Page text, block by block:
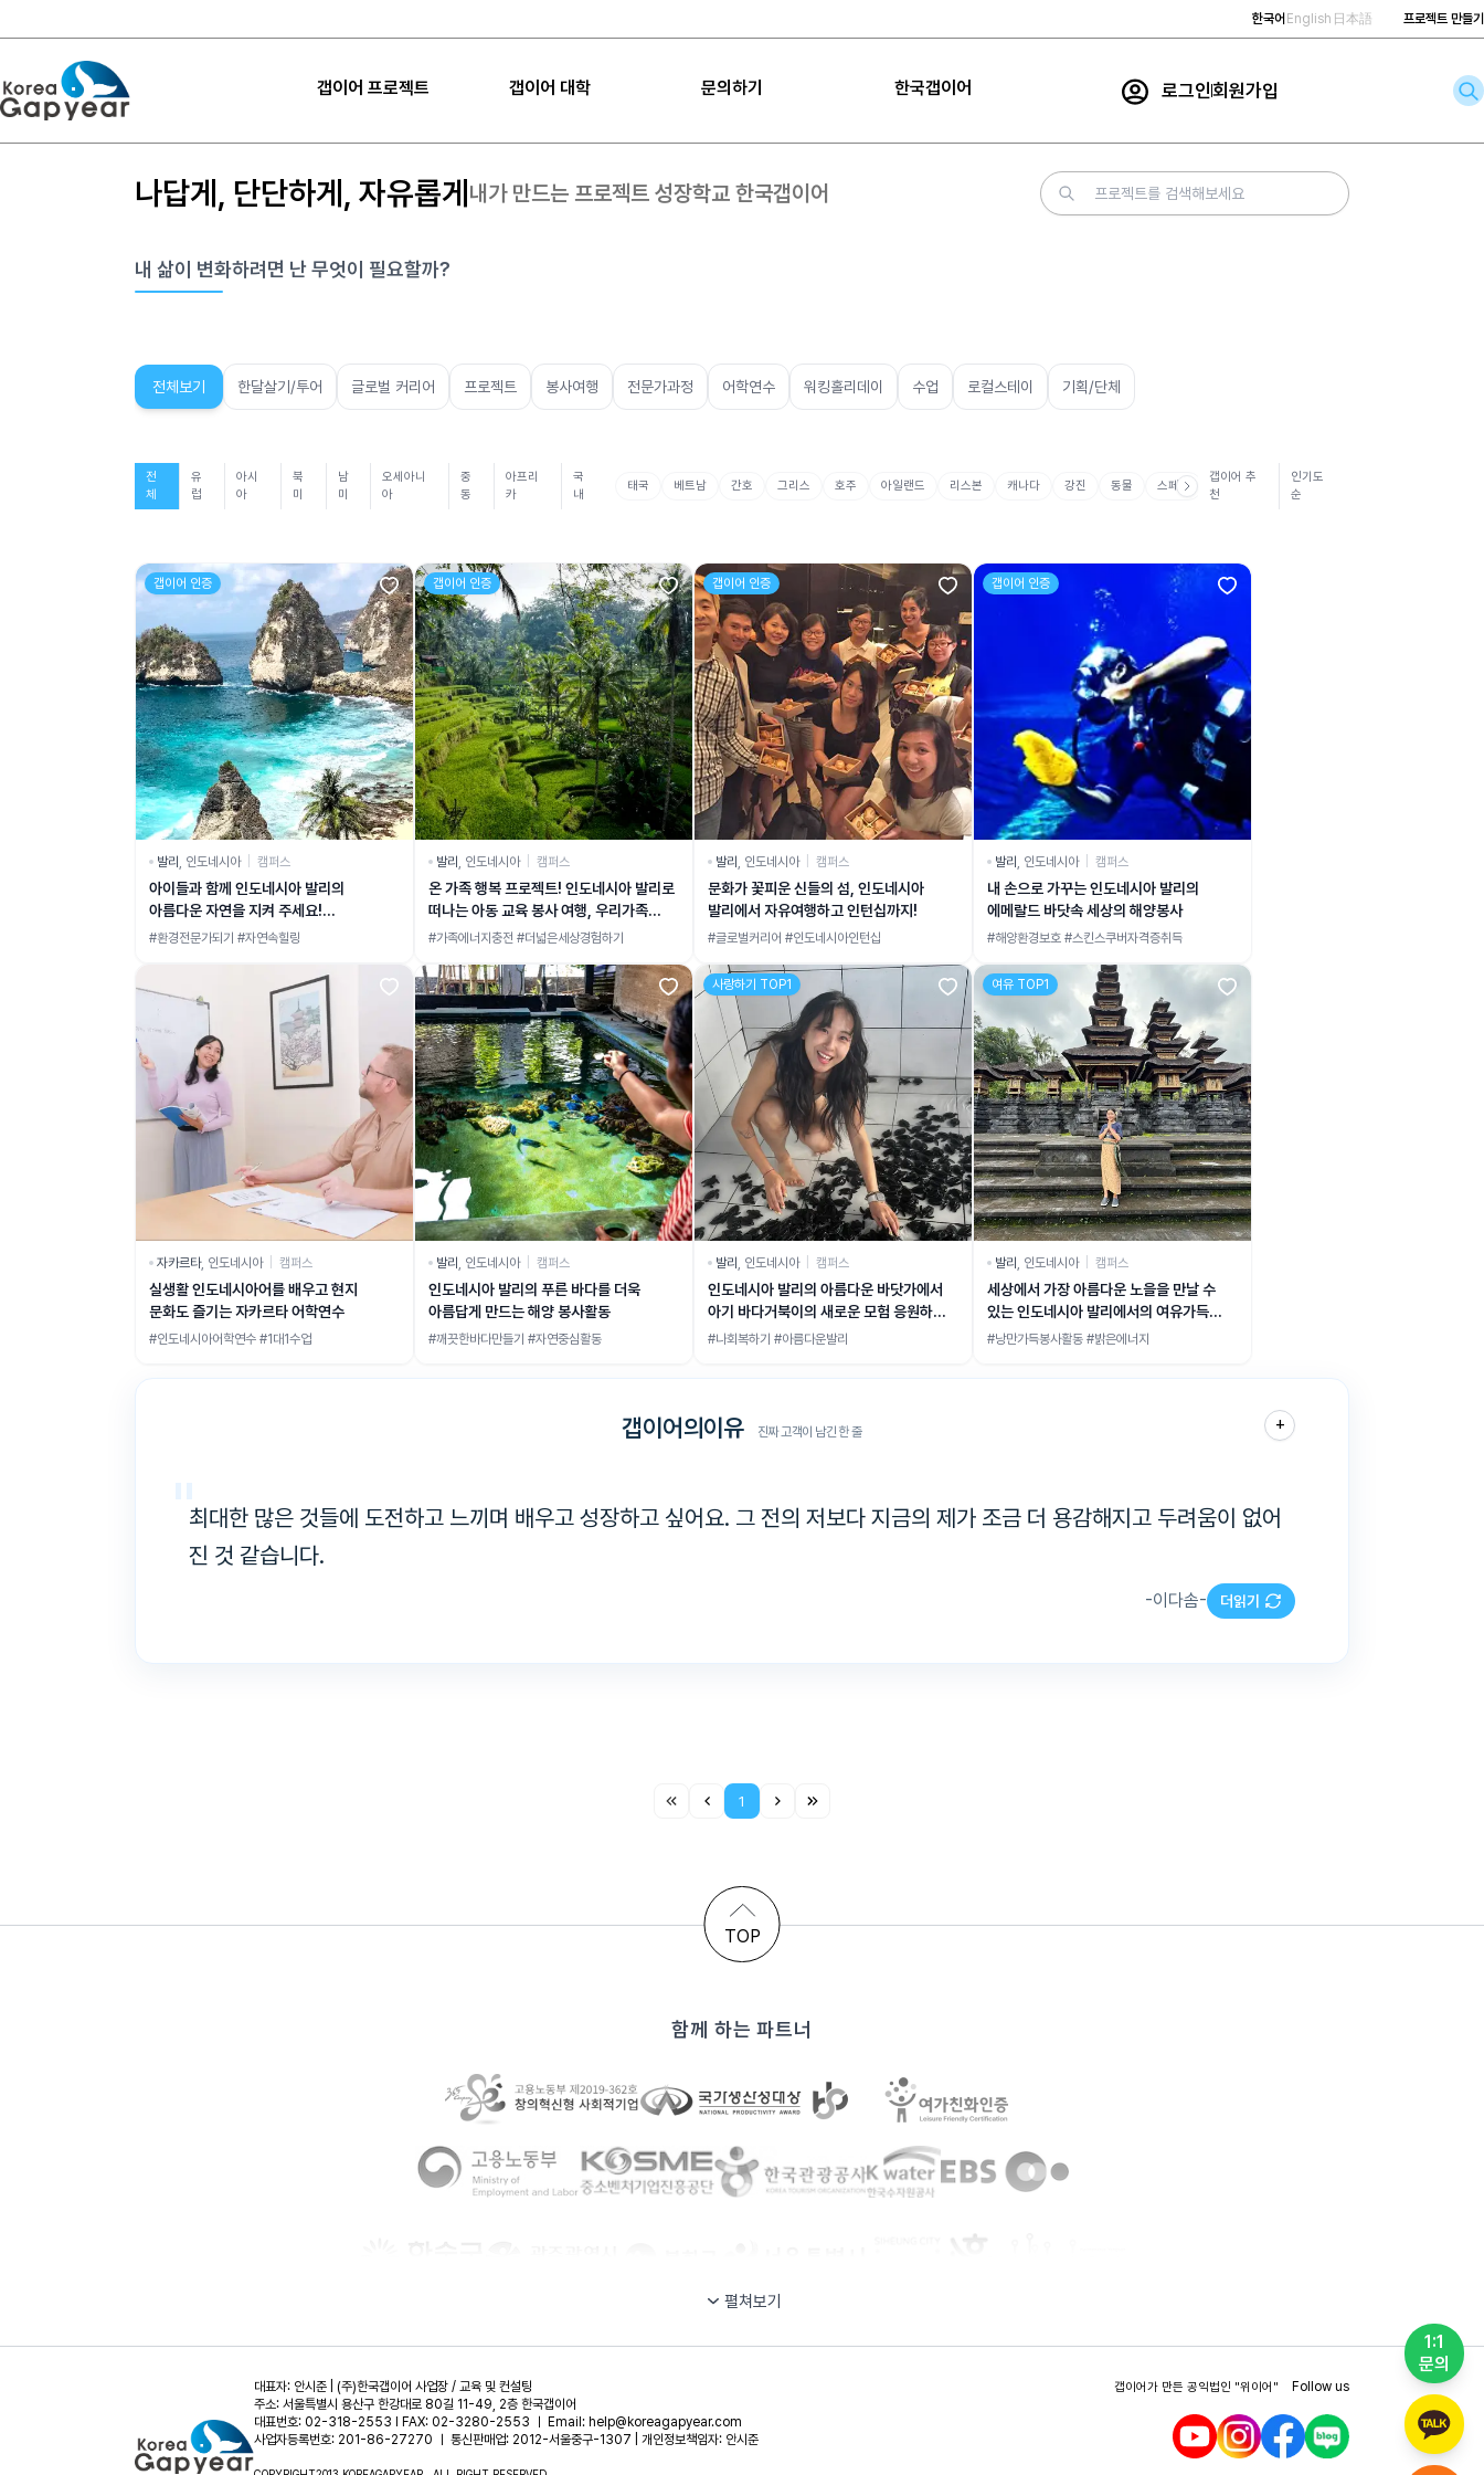
한국어 English 日本語 프로젝트 만들기
갭이어 프로젝트 갭이어 대학 문의하기 한국갭이어 로그인회원가입
프로젝트
프로젝트
고마워요 갭이어
갭이어 대학
FAQ
1:1
문의
나답게, 단단하게, 자유롭게 내가 만드는 프로젝트 성장학교 한국갭이어
내 삶이 변화하려면 난 무엇이 필요할까?
전체보기 한달살기/투어 글로벌 커리어 프로젝트 봉사여행 전문가과정 어학연수 워킹홀리데이 수업 로컬스테이 기획/단체
전
체
유
럽
아시
아
북
미
남
미
오세아니
아
중
동
아프리
카
국
내
태국 베트남 간호 그리스 호주 아일랜드 리스본 캐나다 강진 동물 스페인 남아공 뉴질랜드
갭이어 추
천
인기도
순
갭이어 인증
발리 인도네시아 캠퍼스
아이들과 함께 인도네시아 발리의
아름다운 자연을 지켜 주세요!
환경전문가로 성장하기
#환경전문가되기 #자연속힐링
갭이어 인증
발리 인도네시아 캠퍼스
온 가족 행복 프로젝트! 인도네시아 발리로
떠나는 아동 교육 봉사 여행, 우리가족
자유롭기
#가족에너지충전 #더넓은세상경험하기
갭이어 인증
발리 인도네시아 캠퍼스
문화가 꽃피운 신들의 섬, 인도네시아
발리에서 자유여행하고 인턴십까지!
#글로벌커리어 #인도네시아인턴십
갭이어 인증
발리 인도네시아 캠퍼스
내 손으로 가꾸는 인도네시아 발리의
에메랄드 바닷속 세상의 해양봉사
#해양환경보호 #스킨스쿠버자격증취득
자카르타, 인도네시아 캠퍼스
실생활 인도네시아어를 배우고 현지
문화도 즐기는 자카르타 어학연수
#인도네시아어학연수 #1대1수업
발리 인도네시아 캠퍼스
인도네시아 발리의 푸른 바다를 더욱
아름답게 만드는 해양 봉사활동
#깨끗한바다만들기 #자연중심활동
사랑하기 TOP1
발리 인도네시아 캠퍼스
인도네시아 발리의 아름다운 바닷가에서
아기 바다거북이의 새로운 모험 응원하기!
사랑하기! 성장하기!
#나회복하기 #아름다운발리
여유 TOP1
발리 인도네시아 캠퍼스
세상에서 가장 아름다운 노을을 만날 수
있는 인도네시아 발리에서의 여유가득
봉사여행
#낭만가득봉사활동 #밝은에너지
-이다솜- 더읽기
갭이어의이유 진짜 고객이 남긴 한 줄 +
"
최대한 많은 것들에 도전하고 느끼며 배우고 성장하고 싶어요. 그 전의 저보다 지금의 제가 조금 더 용감해지고 두려움이 없어
진 것 같습니다.
1
TOP
함께 하는 파트너
펼쳐보기
대표자: 안시준 | (주)한국갭이어 사업장 / 교육 및 컨설팅
주소: 서울특별시 용산구 한강대로 80길 11-49, 2층 한국갭이어
대표번호: 02-318-2553 l FAX: 02-3280-2553 ㅣ Email: help@koreagapyear.com
사업자등록번호: 201-86-27270 ㅣ 통신판매업: 2012-서울중구-1307 | 개인정보책임자: 안시준
갭이어가 만든 공익법인 "위이어" Follow us